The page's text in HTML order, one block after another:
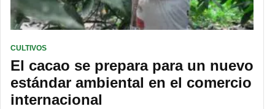
CULTIVOS
El cacao se prepara para un nuevo
estándar ambiental en el comercio
internacional